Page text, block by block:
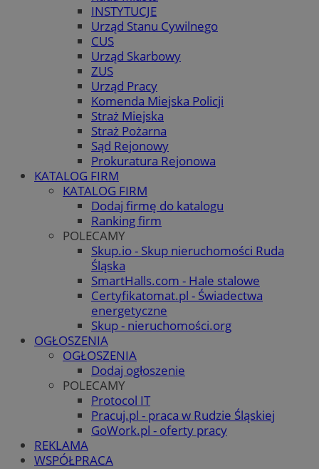
INSTYTUCJE
Urząd Stanu Cywilnego
CUS
Urząd Skarbowy
ZUS
Urząd Pracy
Komenda Miejska Policji
Straż Miejska
Straż Pożarna
Sąd Rejonowy
Prokuratura Rejonowa
KATALOG FIRM
KATALOG FIRM
Dodaj firmę do katalogu
Ranking firm
POLECAMY
Skup.io - Skup nieruchomości Ruda
Śląska
SmartHalls.com - Hale stalowe
Certyfikatomat.pl - Świadectwa
energetyczne
Skup - nieruchomości.org
OGŁOSZENIA
OGŁOSZENIA
Dodaj ogłoszenie
POLECAMY
Protocol IT
Pracuj.pl - praca w Rudzie Śląskiej
GoWork.pl - oferty pracy
REKLAMA
WSPÓŁPRACA